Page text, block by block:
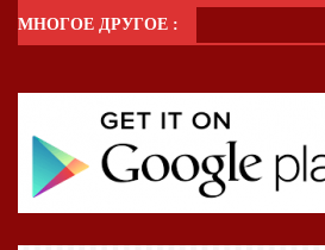
МНОГОЕ ДРУГОЕ :